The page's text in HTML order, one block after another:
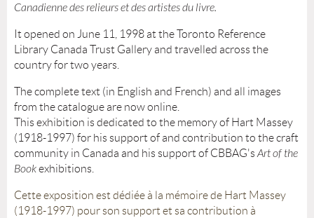
Canadienne des relieurs et des artistes du livre.
It opened on June 11, 1998 at the Toronto Reference
Library Canada Trust Gallery and travelled across the
country for two years.
The complete text (in English and French) and all images
from the catalogue are now online.
This exhibition is dedicated to the memory of Hart Massey
(1918-1997) for his support of and contribution to the craft
community in Canada and his support of CBBAG's Art of the
Bookexhibitions.
Cette exposition est dédiée à la mémoire de Hart Massey
(1918-1997) pour son support et sa contribution à